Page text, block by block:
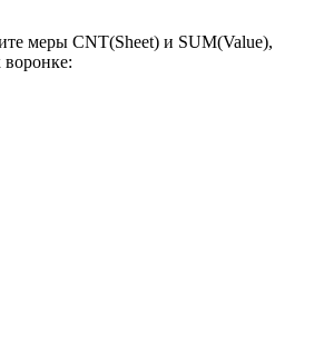
меры CNT(Sheet) и SUM(Value),
воронке: